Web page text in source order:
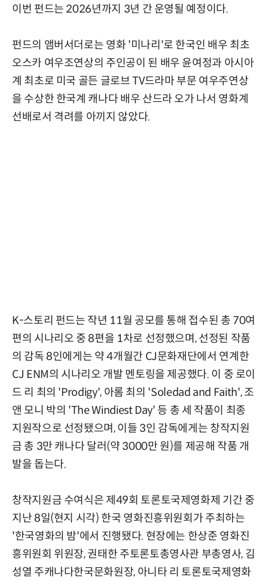
이번 펀드는 2026년까지 3년 간 운영될 예정이다.
펀드의 앰버서더로는 영화 '미나리'로 한국인 배우 최초
오스카 여우조연상의 주인공이 된 배우 윤여정과 아시아
계 최초로 미국 골든 글로브 TV드라마 부문 여우주연상
을 수상한 한국계 캐나다 배우 산드라 오가 나서 영화계
선배로서 격려를 아끼지 않았다.
K-스토리 펀드는 작년 11월 공모를 통해 접수된 총 70여
편의 시나리오 중 8편을 1차로 선정했으며, 선정된 작품
의 감독 8인에게는 약 4개월간 CJ문화재단에서 연계한
CJ ENM의 시나리오 개발 멘토링을 제공했다. 이 중 로이
드 리 최의 'Prodigy', 아롬 최의 'Soledad and Faith', 조
앤 모니 박의 'The Windiest Day' 등 총 세 작품이 최종
지원작으로 선정됐으며, 이들 3인 감독에게는 창작지원
금 총 3만 캐나다 달러(약 3000만 원)를 제공해 작품 개
발을 돕는다.
창작지원금 수여식은 제49회 토론토국제영화제 기간 중
지난 8일(현지 시각) 한국 영화진흥위원회가 주최하는
'한국영화의 밤'에서 진행됐다. 현장에는 한상준 영화진
흥위원회 위원장, 권태한 주토론토총영사관 부총영사, 김
성열 주캐나다한국문화원장, 아니타 리 토론토국제영화